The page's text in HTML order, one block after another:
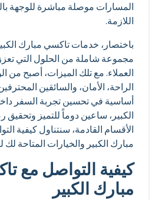
المسارات موصلة مباشرة للوجهة
اللازمة.
باختصار، خدمات تاكسي مبارك
مجموعة شاملة من الحلول التي
العملاء. مع تلك الميزات، أصبح من
الراحة، الأمان، والسائقين
أساسية في تحسين تجربة السفر
الكبير، ساعين دوماً للتميز وتحقيق
الأقسام القادمة، سنتناول كيفية
مبارك الكبير والخيارات المتاحة لك
كيفية التواصل مع
مبارك الكبير